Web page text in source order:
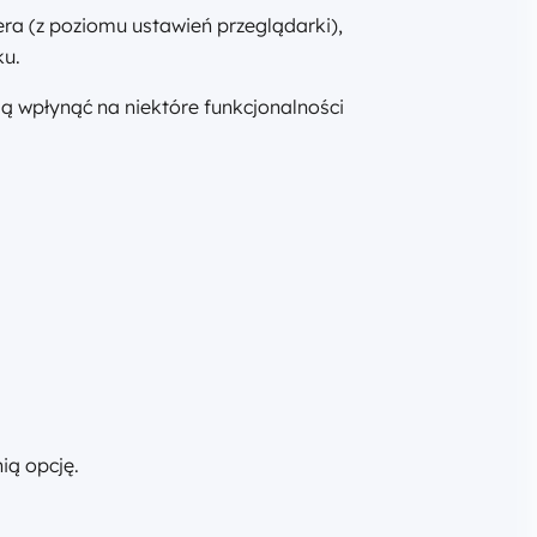
(z poziomu ustawień przeglądarki),
wpłynąć na niektóre funkcjonalności
opcję.